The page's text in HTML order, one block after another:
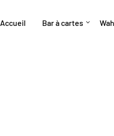
Accueil Bar à cartes